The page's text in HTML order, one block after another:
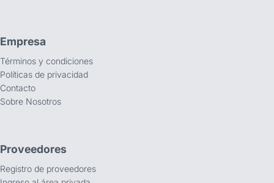
Empresa
Términos y condiciones
Políticas de privacidad
Contacto
Sobre Nosotros
Proveedores
Registro de proveedores